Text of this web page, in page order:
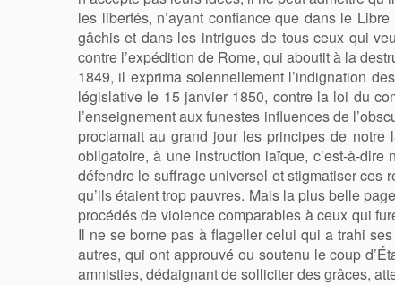
les libertés, n’ayant confiance que dans le
gâchis et dans les intrigues de tous ceux qui
contre l’expédition de Rome, qui aboutit à la
1849, il exprima solennellement l’indignation
législative le 15 janvier 1850, contre la loi du
l’enseignement aux funestes influences de
proclamait au grand jour les principes de
obligatoire, à une instruction laïque, c’est-à-
défendre le suffrage universel et stigmatiser ces
qu’ils étaient trop pauvres. Mais la plus belle
procédés de violence comparables à ceux qui
Il ne se borne pas à flageller celui qui a trahi
autres, qui ont approuvé ou soutenu le coup
amnisties, dédaignant de solliciter des grâces,